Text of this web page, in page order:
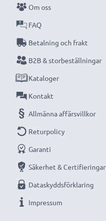
Om oss
FAQ
Betalning och frakt
B2B & storbeställningar
Kataloger
Kontakt
Allmänna affärsvillkor
Returpolicy
Garanti
Säkerhet & Certifieringar
Dataskyddsförklaring
Impressum